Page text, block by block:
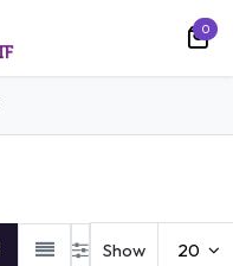
0
Show 20